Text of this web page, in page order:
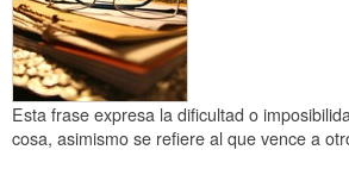
Esta frase expresa la dificultad o
cosa, asimismo se refiere al que vence a